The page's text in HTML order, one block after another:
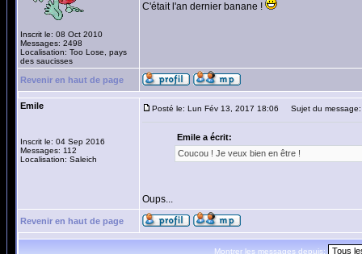
Inscrit le: 08 Oct 2010
Messages: 2498
Localisation: Too Lose, pays
des saucisses
C'était l'an dernier banane !
Revenir en haut de page
Emile
Inscrit le: 04 Sep 2016
Messages: 112
Localisation: Saleich
Posté le: Lun Fév 13, 2017 18:06 Sujet du message:
Emile a écrit:
Coucou ! Je veux bien en être !
Oups...
Revenir en haut de page
Montrer les messages depuis: